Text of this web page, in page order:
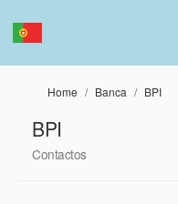
Home Banca BPI
BPI
Contactos